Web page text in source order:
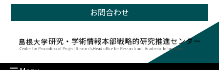
お問合わせ